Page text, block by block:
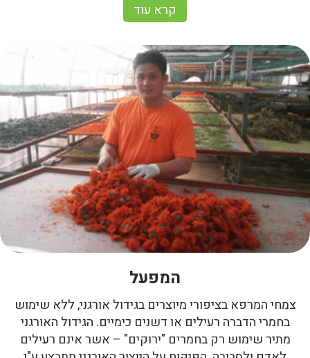
קרא עוד
המפעל
צמחי המרפא בציפורי מיוצרים בגידול אורגני, ללא שימוש
בחמרי הדברה רעילים או דשנים כימיים. הגידול האורגני
מתיר שימוש רק בחמרים "ירוקים" – אשר אינם רעילים